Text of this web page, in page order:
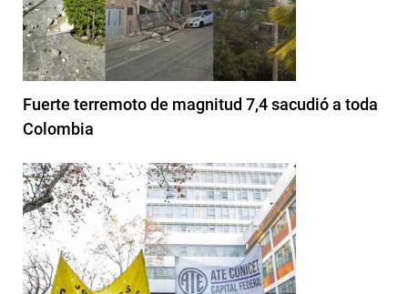
Fuerte terremoto de magnitud 7,4 sacudió a toda
Colombia